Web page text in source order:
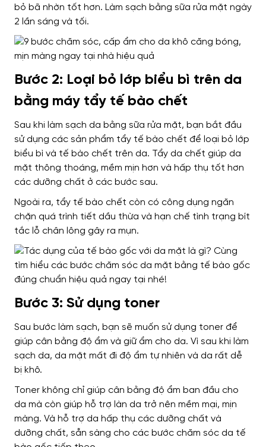
bỏ bã nhờn tốt hơn. Làm sạch bằng sữa rửa mặt ngày
2 lần sáng và tối.
Bước 2: Loại bỏ lớp biểu bì trên da
bằng máy tẩy tế bào chết
Sau khi làm sạch da bằng sữa rửa mặt, bạn bắt đầu
sử dụng các sản phẩm tẩy tế bào chết để loại bỏ lớp
biểu bì và tế bào chết trên da. Tẩy da chết giúp da
mặt thông thoáng, mềm mịn hơn và hấp thụ tốt hơn
các dưỡng chất ở các bước sau.
Ngoài ra, tẩy tế bào chết còn có công dụng ngăn
chặn quá trình tiết dầu thừa và hạn chế tình trạng bít
tắc lỗ chân lông gây ra mụn.
Bước 3: Sử dụng toner
Sau bước làm sạch, bạn sẽ muốn sử dụng toner để
giúp cân bằng độ ẩm và giữ ẩm cho da. Vì sau khi làm
sạch da, da mặt mất đi độ ẩm tự nhiên và da rất dễ
bị khô.
Toner không chỉ giúp cân bằng độ ẩm ban đầu cho
da mà còn giúp hỗ trợ làn da trở nên mềm mại, mịn
màng. Và hỗ trợ da hấp thụ các dưỡng chất và
dưỡng chất, sẵn sàng cho các bước chăm sóc da tế